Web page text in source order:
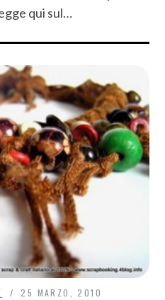
qui sul…
25 MARZO, 2010